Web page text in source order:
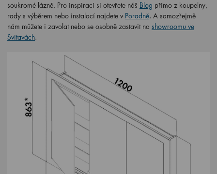
soukromé lázně. Pro inspiraci si otevřete náš Blog přímo z koupelny,
rady s výběrem nebo instalací najdete v Poradně. A samozřejmě
nám můžete i zavolat nebo se osobně zastavit na showroomu ve
Svitavách.